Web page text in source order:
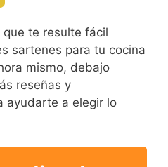
que te resulte fácil
sartenes para tu cocina
mismo, debajo
reseñas y
ayudarte a elegir lo